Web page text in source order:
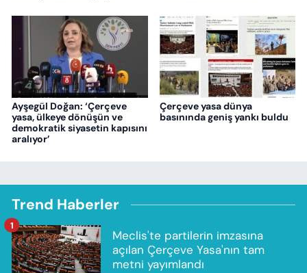
Ayşegül Doğan: ‘Çerçeve
yasa, ülkeye dönüşün ve
demokratik siyasetin kapısını
aralıyor’
Çerçeve yasa dünya
basınında geniş yankı buldu
Trend Haberler
Meclis'te partilerin imzasına
açılan Çerçeve Yasa'nın tam
metni yayımlandı
1